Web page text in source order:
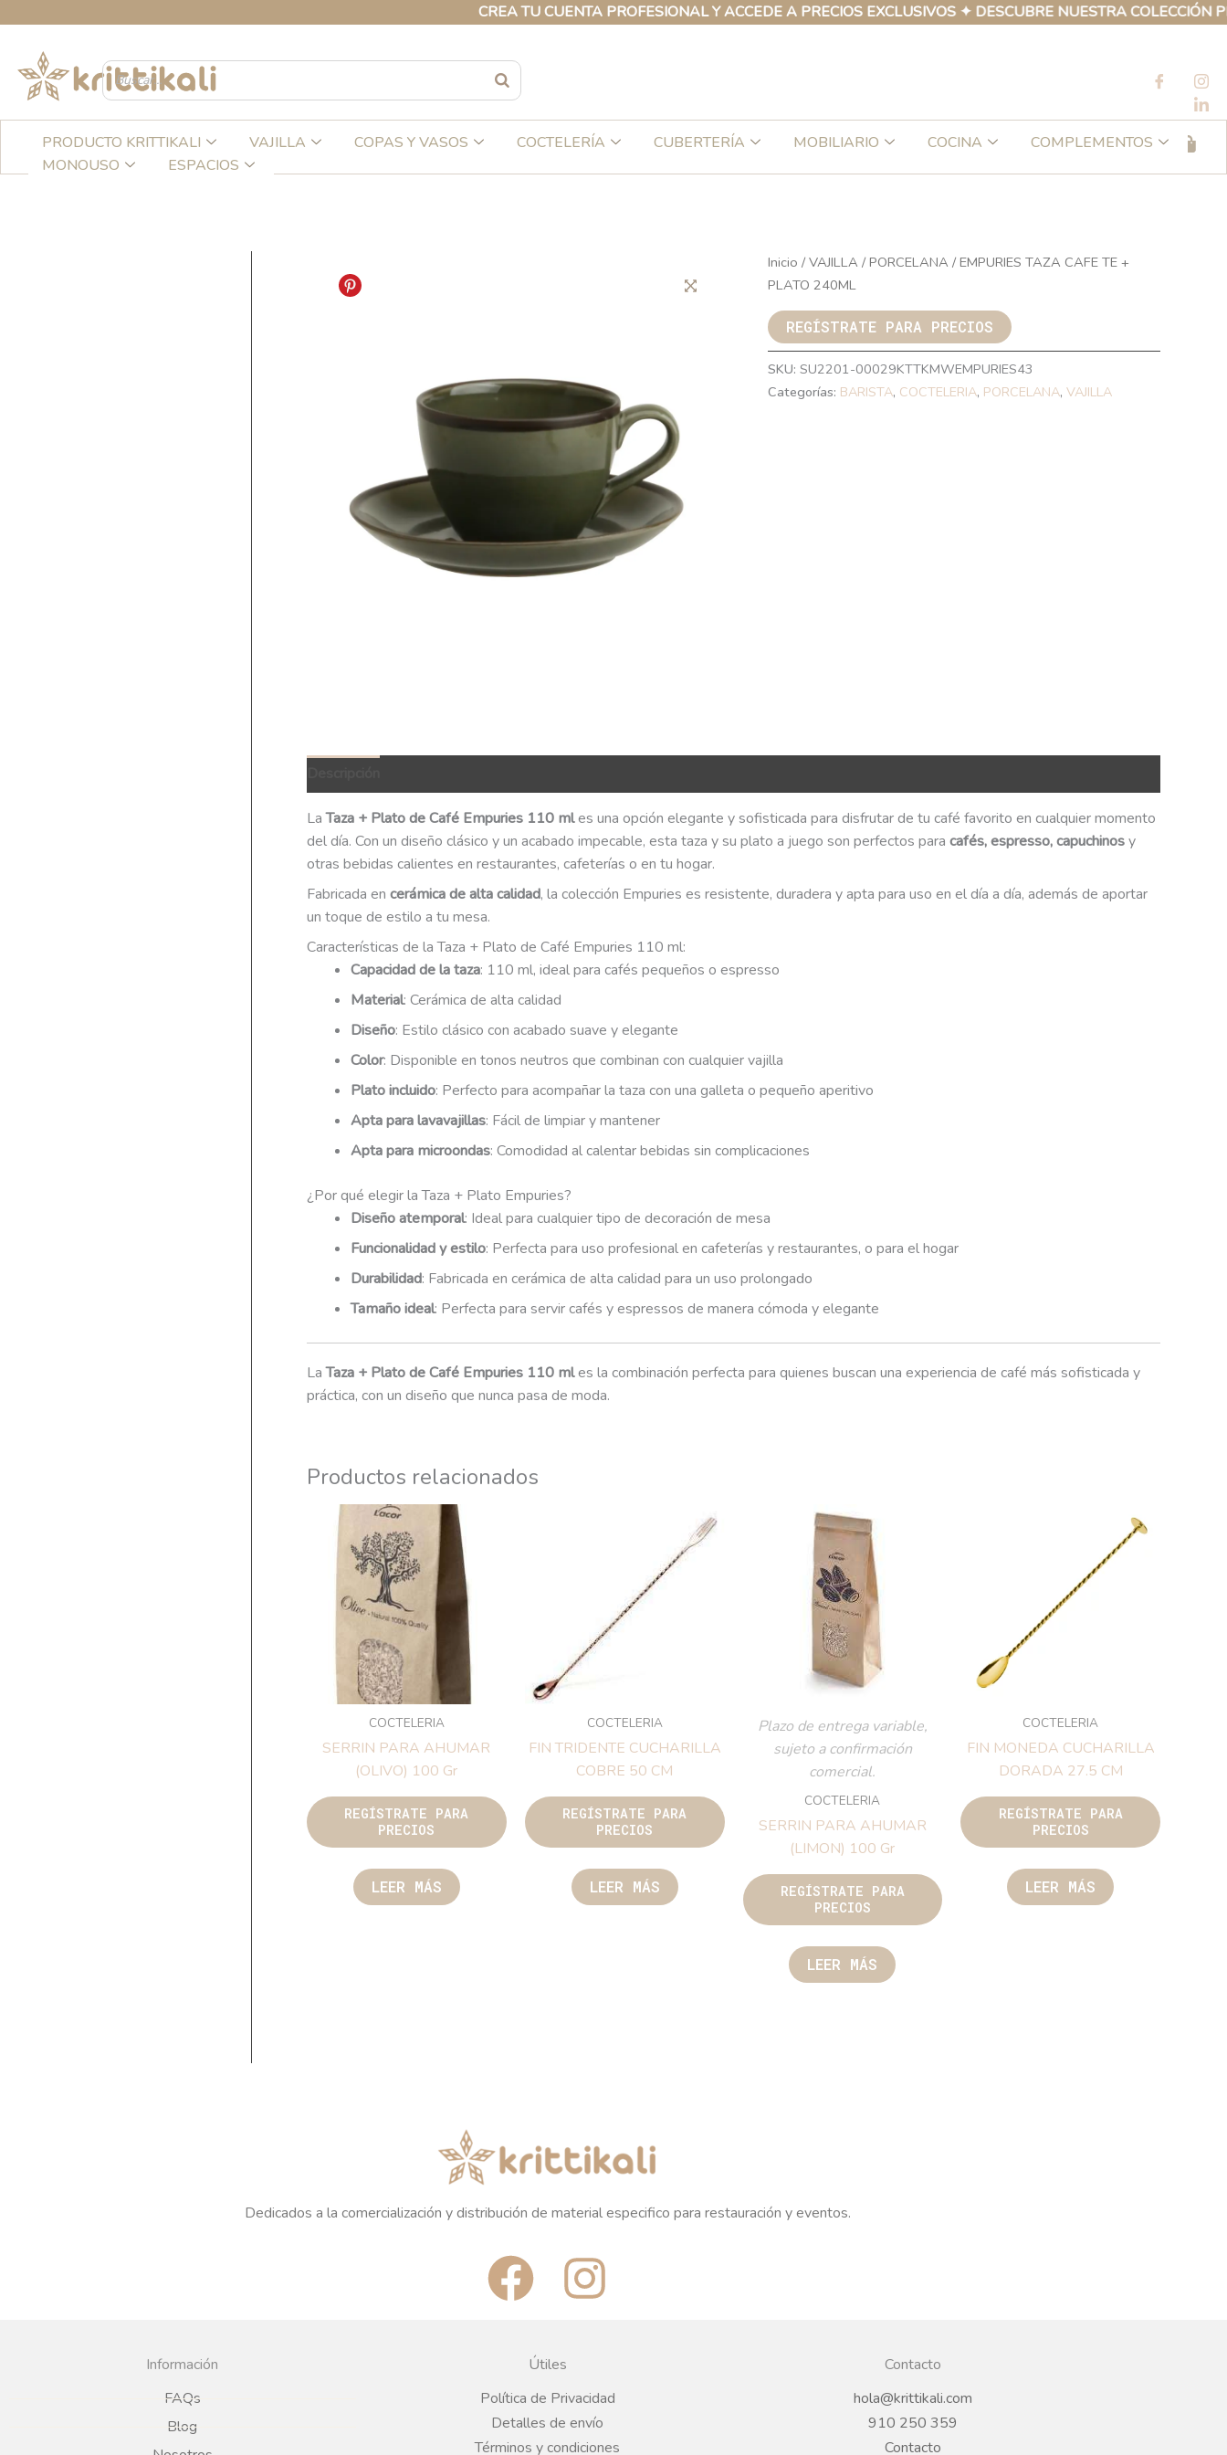
CREA TU CUENTA PROFESIONAL Y ACCEDE A PRECIOS EXCLUSIVOS ✦ DESCUBRE NUESTRA COLECCIÓN PROPIA
contenido
PRODUCTO KRITTIKALI VAJILLA COPAS Y VASOS COCTELERÍA CUBERTERÍA MOBILIARIO COCINA
COMPLEMENTOS
MONOUSO
ESPACIOS
Inicio / VAJILLA / PORCELANA / EMPURIES TAZA CAFE TE +
PLATO 240ML
REGÍSTRATE PARA PRECIOS
SKU: SU2201-00029KTTKMWEMPURIES43
Categorías: BARISTA, COCTELERIA, PORCELANA, VAJILLA
LaTaza + Plato de Café Empuries 110 mles una opción elegante y sofisticada para disfrutar de tu café favorito en cualquier momento
del día. Con un diseño clásico y un acabado impecable, esta taza y su plato a juego son perfectos para cafés, espresso, capuchinosy
otras bebidas calientes en restaurantes, cafeterías o en tu hogar.
Fabricada en cerámica de alta calidad, la colección Empuries es resistente, duradera y apta para uso en el día a día, además de aportar
un toque de estilo a tu mesa.
Características de la Taza + Plato de Café Empuries 110 ml:
Capacidad de la taza: 110 ml, ideal para cafés pequeños o espresso
Material: Cerámica de alta calidad
Diseño: Estilo clásico con acabado suave y elegante
Color: Disponible en tonos neutros que combinan con cualquier vajilla
Plato incluido: Perfecto para acompañar la taza con una galleta o pequeño aperitivo
Apta para lavavajillas: Fácil de limpiar y mantener
Apta para microondas: Comodidad al calentar bebidas sin complicaciones
¿Por qué elegir la Taza + Plato Empuries?
Diseño atemporal: Ideal para cualquier tipo de decoración de mesa
Funcionalidad y estilo: Perfecta para uso profesional en cafeterías y restaurantes, o para el hogar
Durabilidad: Fabricada en cerámica de alta calidad para un uso prolongado
Tamaño ideal: Perfecta para servir cafés y espressos de manera cómoda y elegante
LaTaza + Plato de Café Empuries 110 mles la combinación perfecta para quienes buscan una experiencia de café más sofisticada y
práctica, con un diseño que nunca pasa de moda.
Productos relacionados
COCTELERIA
SERRIN PARA AHUMAR
(OLIVO) 100 Gr
REGÍSTRATE PARA
PRECIOS
LEER MÁS
COCTELERIA
FIN TRIDENTE CUCHARILLA
COBRE 50 CM
REGÍSTRATE PARA
PRECIOS
LEER MÁS
Plazo de entrega variable,
sujeto a confirmación
comercial.
COCTELERIA
SERRIN PARA AHUMAR
(LIMON) 100 Gr
REGÍSTRATE PARA
PRECIOS
LEER MÁS
COCTELERIA
FIN MONEDA CUCHARILLA
DORADA 27.5 CM
REGÍSTRATE PARA
PRECIOS
LEER MÁS
Dedicados a la comercialización y distribución de material especifico para restauración y eventos.
F
a
c
e
I
n
t
Información
FAQs
Blog
Útiles
Política de Privacidad
Detalles de envío
Términos y condiciones
Contacto
hola@krittikali.com
910 250 359
Contacto